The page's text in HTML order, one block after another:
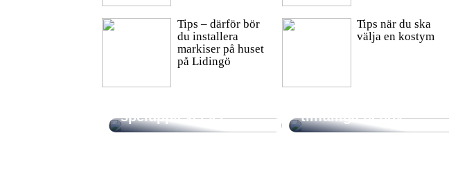
Tips – därför bör
du installera
markiser på huset
på Lidingö
Tips när du ska
välja en kostym
Trender inom casino:
spelupplevelser
Smidig och flexibel
tillfälliga behov